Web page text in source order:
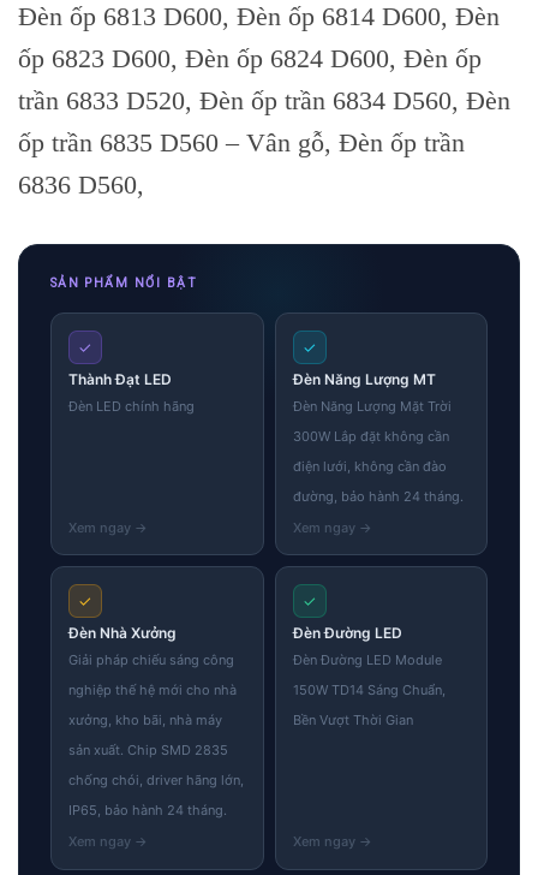
Đèn ốp 6813 D600, Đèn ốp 6814 D600, Đèn
ốp 6823 D600, Đèn ốp 6824 D600, Đèn ốp
trần 6833 D520, Đèn ốp trần 6834 D560, Đèn
ốp trần 6835 D560 – Vân gỗ, Đèn ốp trần
6836 D560,
SẢN PHẨM NỔI BẬT
✓
Thành Đạt LED
Đèn LED chính hãng
✓
Đèn Năng Lượng MT
Đèn Năng Lượng Mặt Trời
300W Lắp đặt không cần
điện lưới, không cần đào
đường, bảo hành 24 tháng.
✓
Đèn Nhà Xưởng
Giải pháp chiếu sáng công
nghiệp thế hệ mới cho nhà
xưởng, kho bãi, nhà máy
sản xuất. Chip SMD 2835
chống chói, driver hãng lớn,
IP65, bảo hành 24 tháng.
✓
Đèn Đường LED
Đèn Đường LED Module
150W TD14 Sáng Chuẩn,
Bền Vượt Thời Gian